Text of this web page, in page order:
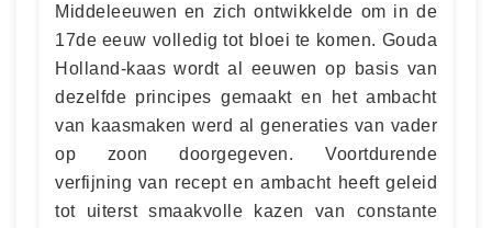
Middeleeuwen en zich ontwikkelde om in de
17de eeuw volledig tot bloei te komen. Gouda
Holland-kaas wordt al eeuwen op basis van
dezelfde principes gemaakt en het ambacht
van kaasmaken werd al generaties van vader
op zoon doorgegeven. Voortdurende
verfijning van recept en ambacht heeft geleid
tot uiterst smaakvolle kazen van constante